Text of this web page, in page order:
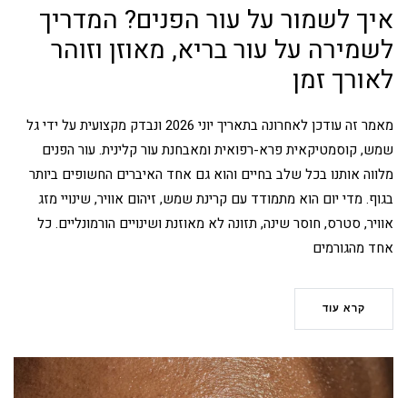
איך לשמור על עור הפנים? המדריך
לשמירה על עור בריא, מאוזן וזוהר
לאורך זמן
מאמר זה עודכן לאחרונה בתאריך יוני 2026 ונבדק מקצועית על ידי גל
שמש, קוסמטיקאית פרא-רפואית ומאבחנת עור קלינית. עור הפנים
מלווה אותנו בכל שלב בחיים והוא גם אחד האיברים החשופים ביותר
בגוף. מדי יום הוא מתמודד עם קרינת שמש, זיהום אוויר, שינויי מזג
אוויר, סטרס, חוסר שינה, תזונה לא מאוזנת ושינויים הורמונליים. כל
אחד מהגורמים
קרא עוד